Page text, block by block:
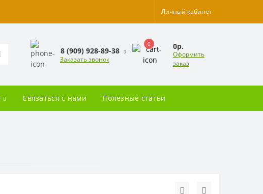
Личный кабинет
8 (909) 928-89-38
Заказать звонок
0 0р.
Оформить
заказ
Связаться с нами Полезные статьи